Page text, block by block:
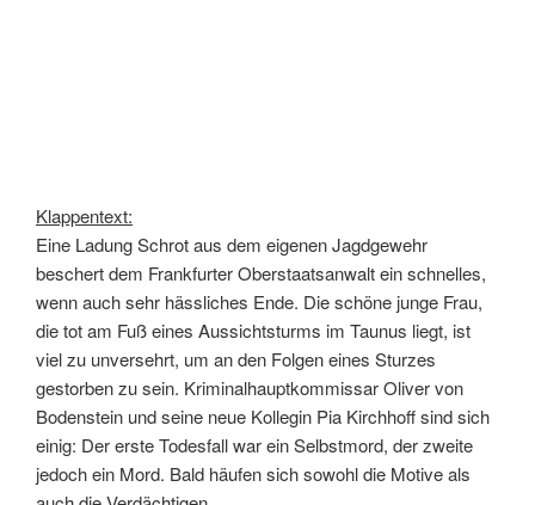
Klappentext:
Eine Ladung Schrot aus dem eigenen Jagdgewehr
beschert dem Frankfurter Oberstaatsanwalt ein schnelles,
wenn auch sehr hässliches Ende. Die schöne junge Frau,
die tot am Fuß eines Aussichtsturms im Taunus liegt, ist
viel zu unversehrt, um an den Folgen eines Sturzes
gestorben zu sein. Kriminalhauptkommissar Oliver von
Bodenstein und seine neue Kollegin Pia Kirchhoff sind sich
einig: Der erste Todesfall war ein Selbstmord, der zweite
jedoch ein Mord. Bald häufen sich sowohl die Motive als